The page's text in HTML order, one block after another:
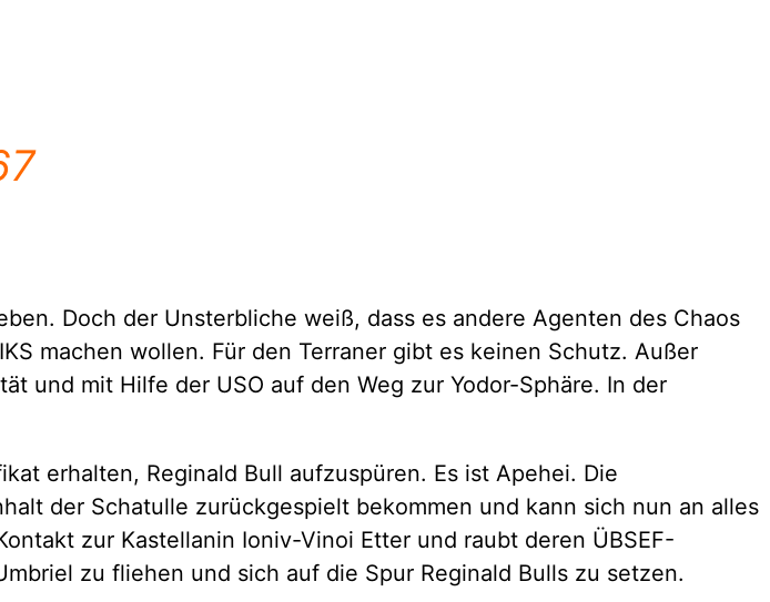
Doch der Unsterbliche weiß, dass es andere Agenten des Chaos
machen wollen. Für den Terraner gibt es keinen Schutz. Außer
und mit Hilfe der USO auf den Weg zur Yodor-Sphäre. In der
erhalten, Reginald Bull aufzuspüren. Es ist Apehei. Die
der Schatulle zurückgespielt bekommen und kann sich nun an alles
zur Kastellanin Ioniv-Vinoi Etter und raubt deren ÜBSEF-
zu fliehen und sich auf die Spur Reginald Bulls zu setzen.